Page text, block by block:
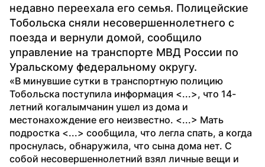
недавно переехала его семья. Полицейские
Тобольска сняли несовершеннолетнего с
поезда и вернули домой, сообщило
управление на транспорте МВД России по
Уральскому федеральному округу.
«В минувшие сутки в транспортную полицию
Тобольска поступила информация <...>, что 14-
летний когалымчанин ушел из дома и
местонахождение его неизвестно. <...> Мать
подростка <...> сообщила, что легла спать, а когда
проснулась, обнаружила, что сына дома нет. С
собой несовершеннолетний взял личные вещи и